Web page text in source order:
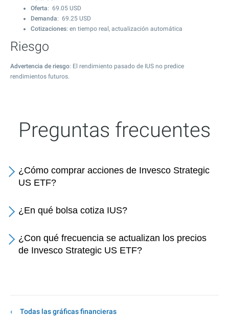
Oferta: 69.05 USD
Demanda: 69.25 USD
Cotizaciones: en tiempo real, actualización automática
Riesgo
Advertencia de riesgo: El rendimiento pasado de IUS no predice
rendimientos futuros.
Preguntas frecuentes
¿Cómo comprar acciones de Invesco Strategic
US ETF?
¿En qué bolsa cotiza IUS?
¿Con qué frecuencia se actualizan los precios
de Invesco Strategic US ETF?
Todas las gráficas financieras